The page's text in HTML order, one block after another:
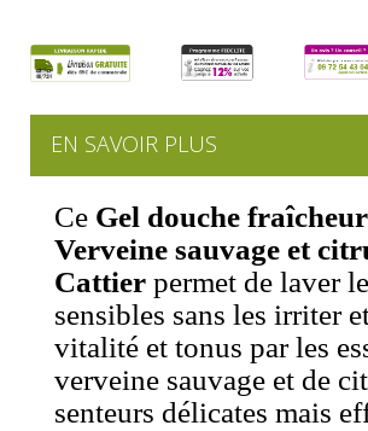
EN SAVOIR PLUS
Ce Gel douche fraîcheur
Verveine sauvage et
Cattier permet de laver
sensibles sans les irriter
vitalité et tonus par les
verveine sauvage et de
senteurs délicates mais